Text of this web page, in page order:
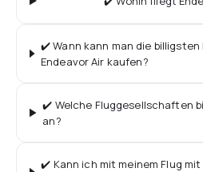
✔️ Wann kann man die
Endeavor Air kaufen?
✔️ Welche Fluggesellschaften
an?
✔️ Kann ich mit meinem Flug mit